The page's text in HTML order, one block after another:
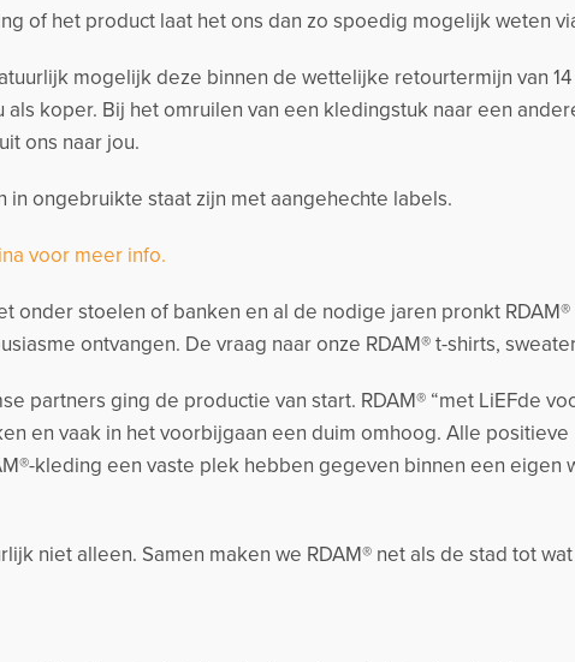
of het product laat het ons dan zo spoedig mogelijk weten
mogelijk deze binnen de wettelijke retourtermijn van
koper. Bij het omruilen van een kledingstuk naar een
ons naar jou.
ongebruikte staat zijn met aangehechte labels.
voor meer info.
onder stoelen of banken en al de nodige jaren pronkt
ontvangen. De vraag naar onze RDAM® t-shirts,
partners ging de productie van start. RDAM® “met LiEFde
en vaak in het voorbijgaan een duim omhoog. Alle
kleding een vaste plek hebben gegeven binnen een eigen
niet alleen. Samen maken we RDAM® net als de stad tot